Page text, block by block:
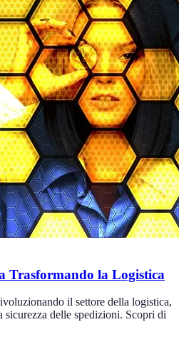
Trasformando la Logistica
il settore della logistica,
delle spedizioni. Scopri di